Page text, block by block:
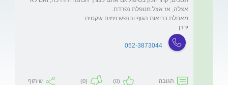
ירדן
052-3873044
תגובה (0)
(0) שיתוף